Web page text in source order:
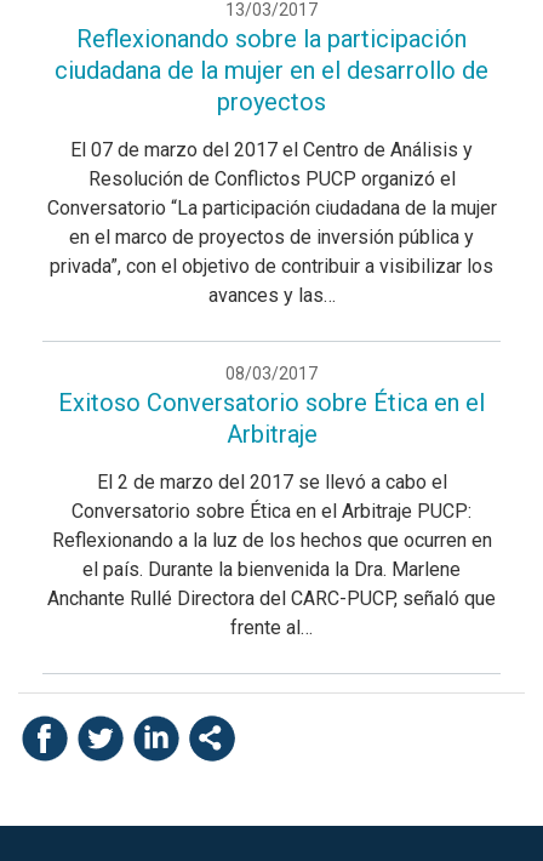
13/03/2017
Reflexionando sobre la participación
ciudadana de la mujer en el desarrollo de
proyectos
El 07 de marzo del 2017 el Centro de Análisis y
Resolución de Conflictos PUCP organizó el
Conversatorio “La participación ciudadana de la mujer
en el marco de proyectos de inversión pública y
privada”, con el objetivo de contribuir a visibilizar los
avances y las…
08/03/2017
Exitoso Conversatorio sobre Ética en el
Arbitraje
El 2 de marzo del 2017 se llevó a cabo el
Conversatorio sobre Ética en el Arbitraje PUCP:
Reflexionando a la luz de los hechos que ocurren en
el país. Durante la bienvenida la Dra. Marlene
Anchante Rullé Directora del CARC-PUCP, señaló que
frente al…